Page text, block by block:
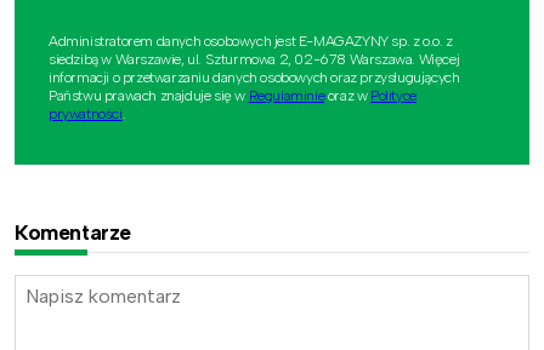
Administratorem danych osobowych jest E-MAGAZYNY sp. z o.o. z
siedzibą w Warszawie, ul. Szturmowa 2, 02-678 Warszawa. Więcej
informacji o przetwarzaniu danych osobowych oraz przysługujących
Państwu prawach znajduje się w Regulaminieoraz w Polityce
prywatności.
Komentarze